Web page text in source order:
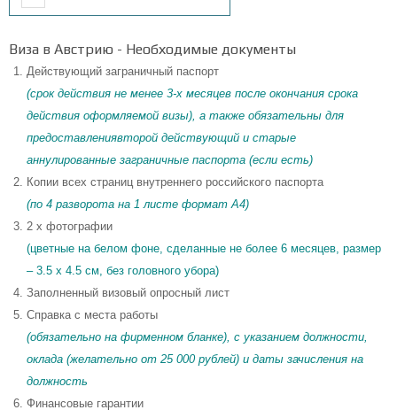
Виза в Австрию - Необходимые документы
Действующий заграничный паспорт
(срок действия не менее 3-х месяцев после окончания срока
действия оформляемой визы), а также обязательны для
предоставлениявторой действующий и старые
аннулированные заграничные паспорта (если есть)
Копии всех страниц внутреннего российского паспорта
(по 4 разворота на 1 листе формат A4)
2 x фотографии
(цветные на белом фоне, сделанные не более 6 месяцев, размер
– 3.5 x 4.5 см, без головного убора)
Заполненный визовый опросный лист
Справка с места работы
(обязательно на фирменном бланке), с указанием должности,
оклада (желательно от 25 000 рублей) и даты зачисления на
должность
Финансовые гарантии